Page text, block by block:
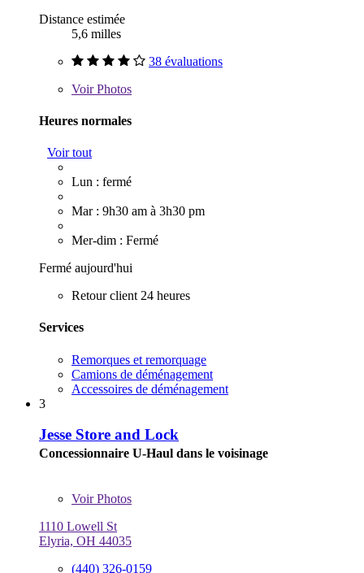
Distance estimée
5,6 milles
38 évaluations
VoirPhotos
Heures normales
Voir tout
Lun : fermé
Mar : 9h30 am à 3h30 pm
Mer-dim : Fermé
Fermé aujourd'hui
Retour client 24 heures
Services
Remorques et remorquage
Camions de déménagement
Accessoires de déménagement
3
Jesse Store and Lock
Concessionnaire U-Haul dans le voisinage
VoirPhotos
1110 Lowell St
Elyria, OH 44035
(440) 326-0159